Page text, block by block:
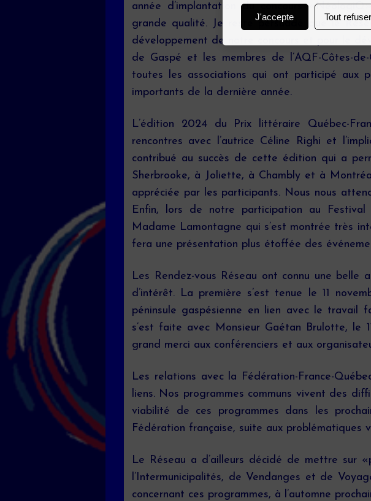
année d’implantation du concours
grande qualité. Je reste persuadé que le
développement de notre concours et pour le
de Gaspé et les membres de l’AQF-Côtes-
toutes les associations qui ont participé aux
importants de la dernière année.
L’édition 2024 du Prix littéraire Québec-
rencontres avec l’autrice Céline Righi et
contribué au succès de cette édition qui a
Sherbrooke, à Joliette, à Chambly et à
appréciée par les participants. Nous nous
Enfin, lors de notre participation au
Madame Lamontagne qui s’est montrée très
fera une présentation plus étoffée des
Les Rendez-vous Réseau ont connu une belle
d’intérêt. La première s’est tenue le 11
péninsule gaspésienne en lien avec le travail
s’est faite avec Monsieur Gaétan Brulotte, le
grand merci aux conférenciers et aux
Les relations avec la Fédération-France-
liens. Nos programmes communs vivent des
viabilité de ces programmes dans les
Fédération française, suite aux problématiques
Le Réseau a d’ailleurs décidé de mettre sur
l’Intermunicipalités, de Vendanges et de
concernant ces programmes, à l’automne
J'accepte Tout refuser